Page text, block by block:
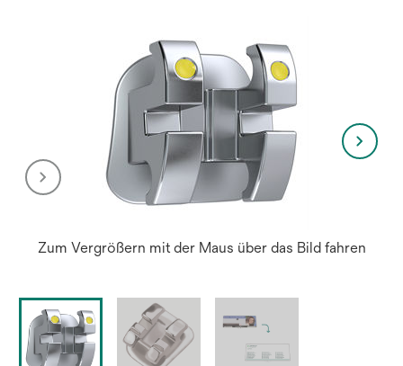
Zum Vergrößern mit der Maus über das Bild fahren